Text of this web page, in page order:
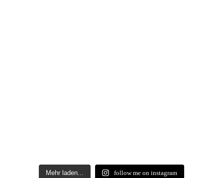
Mehr laden... follow me on instagram